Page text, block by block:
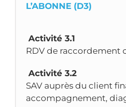
L’ABONNE (D3)
Activité 3.1
RDV de raccordement
Activité 3.2
SAV auprès du client
accompagnement,